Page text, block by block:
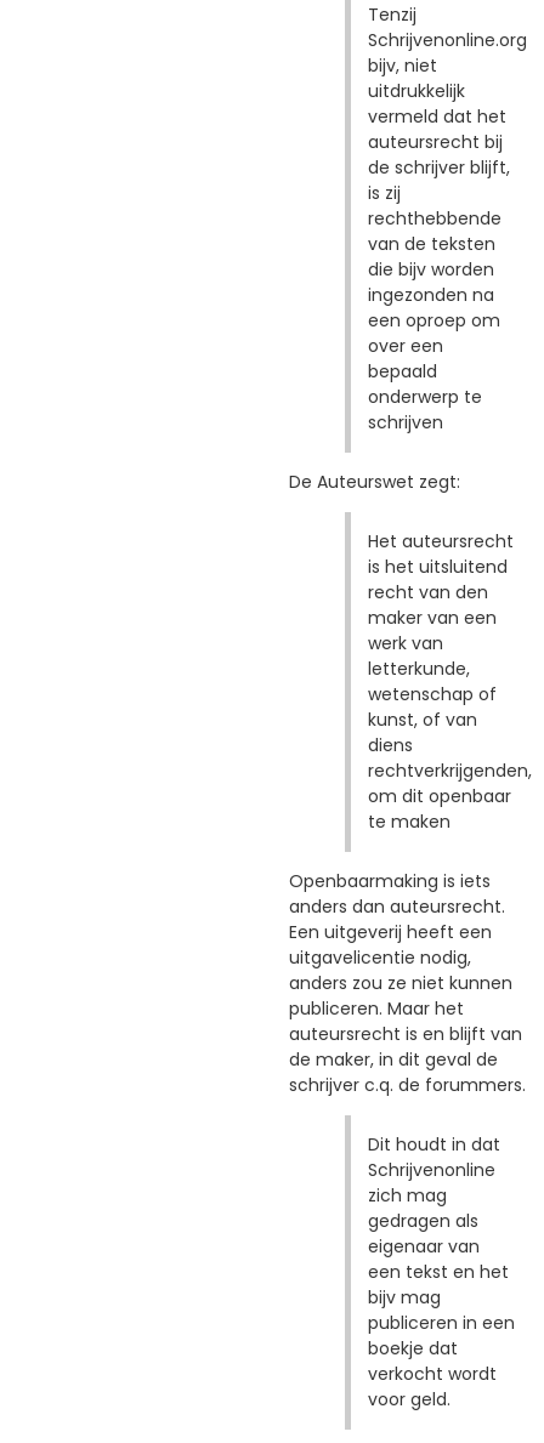
Tenzij
Schrijvenonline.org
bijv, niet
uitdrukkelijk
vermeld dat het
auteursrecht bij
de schrijver blijft,
is zij
rechthebbende
van de teksten
die bijv worden
ingezonden na
een oproep om
over een
bepaald
onderwerp te
schrijven
De Auteurswet zegt:
Het auteursrecht
is het uitsluitend
recht van den
maker van een
werk van
letterkunde,
wetenschap of
kunst, of van
diens
rechtverkrijgenden,
om dit openbaar
te maken
Openbaarmaking is iets
anders dan auteursrecht.
Een uitgeverij heeft een
uitgavelicentie nodig,
anders zou ze niet kunnen
publiceren. Maar het
auteursrecht is en blijft van
de maker, in dit geval de
schrijver c.q. de forummers.
Dit houdt in dat
Schrijvenonline
zich mag
gedragen als
eigenaar van
een tekst en het
bijv mag
publiceren in een
boekje dat
verkocht wordt
voor geld.